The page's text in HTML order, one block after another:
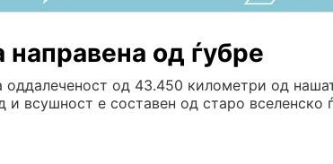
од ѓубре
оддалеченост од 43.450 километри од
и всушност е составен од старо вселенско